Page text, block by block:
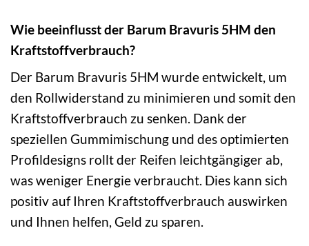
Wie beeinflusst der Barum Bravuris 5HM den
Kraftstoffverbrauch?
Der Barum Bravuris 5HM wurde entwickelt, um
den Rollwiderstand zu minimieren und somit den
Kraftstoffverbrauch zu senken. Dank der
speziellen Gummimischung und des optimierten
Profildesigns rollt der Reifen leichtgängiger ab,
was weniger Energie verbraucht. Dies kann sich
positiv auf Ihren Kraftstoffverbrauch auswirken
und Ihnen helfen, Geld zu sparen.